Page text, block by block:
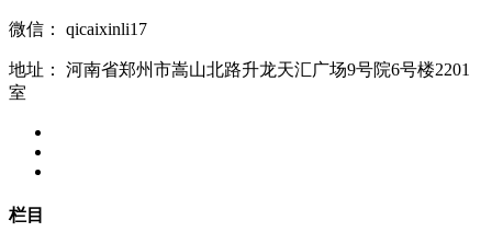
微信： qicaixinli17
地址：
河南省郑州市嵩山北路升龙天汇广场9号院6号楼2201
室
栏目